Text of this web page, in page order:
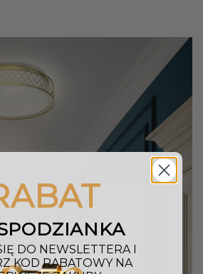
DO NEWSLETTERA I
KOD RABATOWY NA